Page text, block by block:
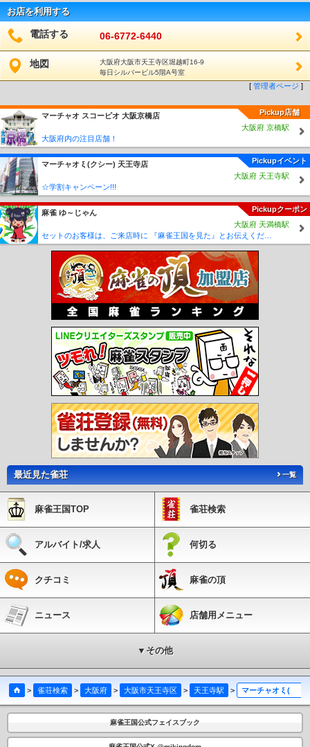
お店を利用する
電話する 06-6772-6440
地図
大阪府大阪市天王寺区堀越町16-9
毎日シルバービル5階A号室
[ 管理者ページ ]
Pickup店舗
マーチャオ スコーピオ 大阪京橋店
大阪府 京橋駅
大阪府内の注目店舗！
Pickupイベント
マーチャオ ξ (クシー) 天王寺店
大阪府 天王寺駅
☆学割キャンペーン!!!
Pickupクーポン
麻雀 ゆ～じゃん
大阪府 天満橋駅
最近見た雀荘 一覧
麻雀王国TOP 雀荘検索
アルバイト/求人 何切る
クチコミ 麻雀の頂
ニュース 店舗用メニュー
▼その他
> 雀荘検索 > 大阪府 > 大阪市天王寺区 > 天王寺駅 > マーチャオ ξ (クシー) 天王寺店
麻雀王国公式フェイスブック